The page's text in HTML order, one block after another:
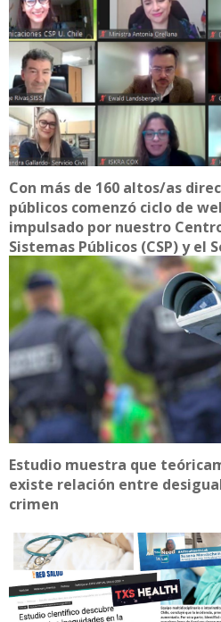
Con más de 160 altos/as
públicos comenzó ciclo de
impulsado por nuestro
Sistemas Públicos (CSP) y el
Civil
Estudio muestra que
existe relación entre
crimen